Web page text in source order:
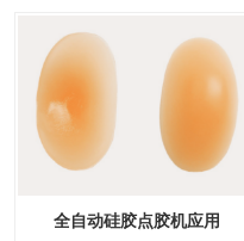
全自动硅胶点胶机应用